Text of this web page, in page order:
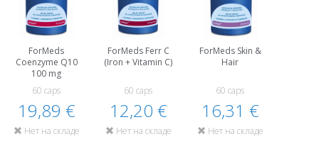
ForMeds
Coenzyme Q10
100 mg
60 caps
19,89 €
Нет на складе
ForMeds Ferr C
(Iron + Vitamin C)
60 caps
12,20 €
Нет на складе
ForMeds Skin &
Hair
60 caps
16,31 €
Нет на складе